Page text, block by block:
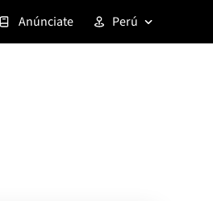
Anúnciate Perú